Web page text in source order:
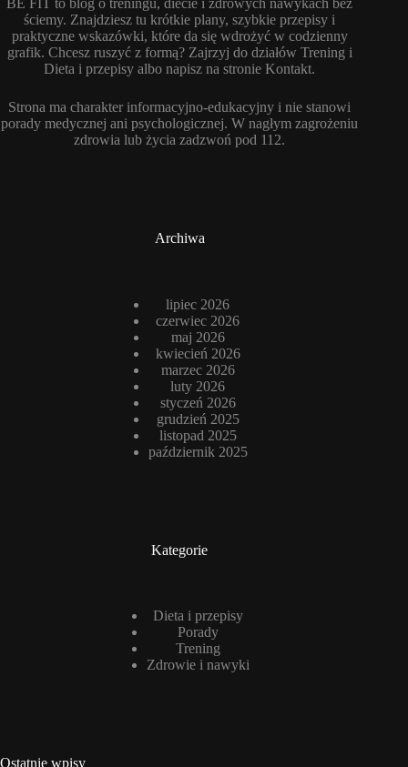
ściemy. Znajdziesz tu krótkie plany, szybkie przepisy i
praktyczne wskazówki, które da się wdrożyć w codzienny
grafik. Chcesz ruszyć z formą? Zajrzyj do działów Trening i
Dieta i przepisy albo napisz na stronie Kontakt.
Strona ma charakter informacyjno-edukacyjny i nie stanowi
porady medycznej ani psychologicznej. W nagłym zagrożeniu
zdrowia lub życia zadzwoń pod 112.
Archiwa
lipiec 2026
czerwiec 2026
maj 2026
kwiecień 2026
marzec 2026
luty 2026
styczeń 2026
grudzień 2025
listopad 2025
październik 2025
Kategorie
Dieta i przepisy
Porady
Trening
Zdrowie i nawyki
Ostatnie wpisy